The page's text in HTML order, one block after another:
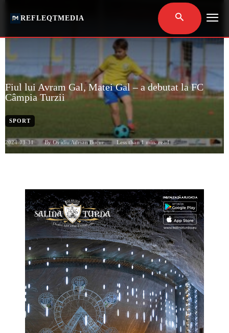
REFLEQTMEDIA
Fiul lui Avram Gal, Matei Gal – a debutat la FC
Câmpia Turzii
SPORT
2024-03-31 By Ovidiu Adrian Bucur Less than 1 min. read